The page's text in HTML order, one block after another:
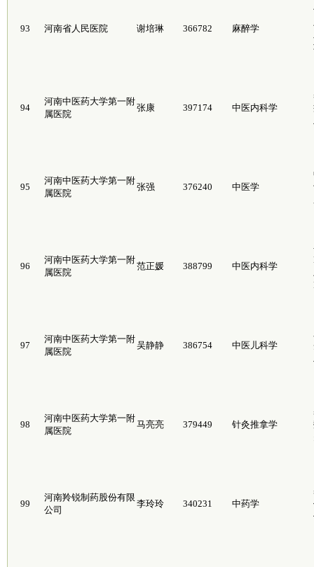
93 河南省人民医院 谢培琳 366782 麻醉学
94
河南中医药大学第一附
属医院
张康 397174 中医内科学
95
河南中医药大学第一附
属医院
张强 376240 中医学
96
河南中医药大学第一附
属医院
范正媛 388799 中医内科学
97
河南中医药大学第一附
属医院
吴静静 386754 中医儿科学
98
河南中医药大学第一附
属医院
马亮亮 379449 针灸推拿学
99
河南羚锐制药股份有限
公司
李玲玲 340231 中药学